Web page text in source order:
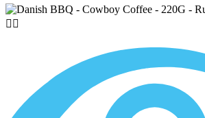
 